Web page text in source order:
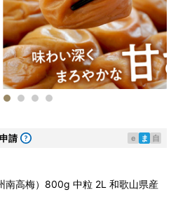
請 e ま 自
南高梅）800g 中粒 2L 和歌山県産